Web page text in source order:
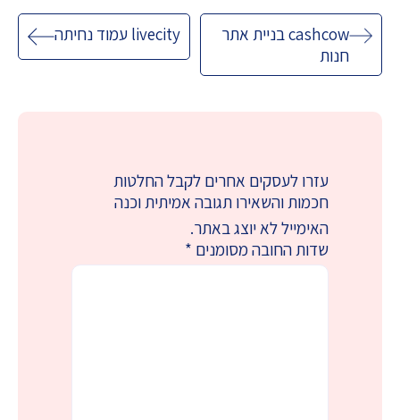
ניווט
cashcow בניית אתר
חנות
livecity עמוד נחיתה
עזרו לעסקים אחרים לקבל החלטות
חכמות והשאירו תגובה אמיתית וכנה
האימייל לא יוצג באתר.
שדות החובה מסומנים*